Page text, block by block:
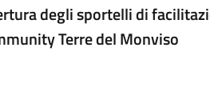
degli sportelli di
Terre del Monviso